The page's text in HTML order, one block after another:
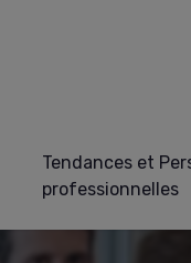
Tendances et
professionnelles